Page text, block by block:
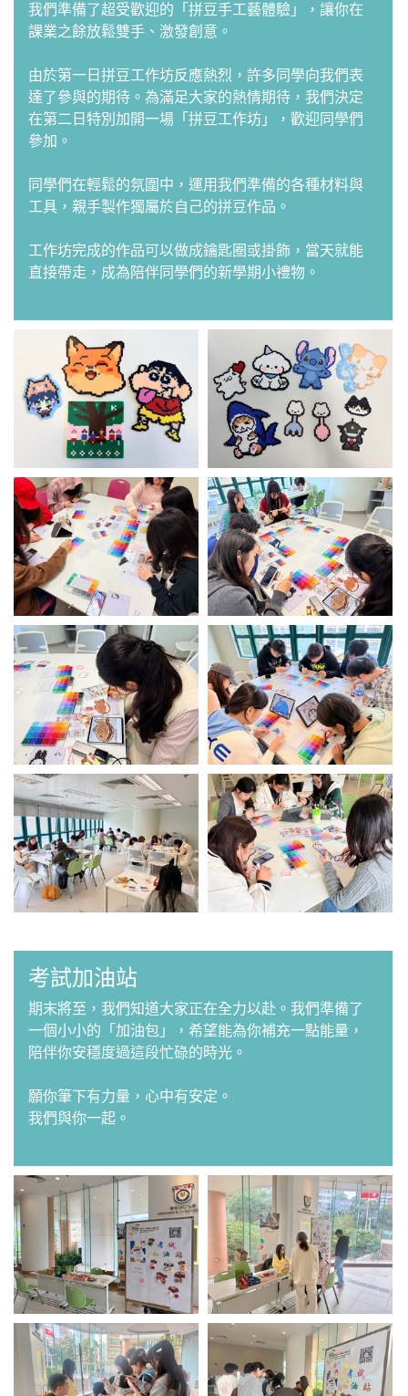
我們準備了超受歡迎的「拼豆手工藝體驗」，讓你在
課業之餘放鬆雙手、激發創意。
由於第一日拼豆工作坊反應熱烈，許多同學向我們表
達了參與的期待。為滿足大家的熱情期待，我們決定
在第二日特別加開一場「拼豆工作坊」，歡迎同學們
參加。
同學們在輕鬆的氛圍中，運用我們準備的各種材料與
工具，親手製作獨屬於自己的拼豆作品。
工作坊完成的作品可以做成鑰匙圈或掛飾，當天就能
直接帶走，成為陪伴同學們的新學期小禮物。
考試加油站
期末將至，我們知道大家正在全力以赴。我們準備了
一個小小的「加油包」，希望能為你補充一點能量，
陪伴你安穩度過這段忙碌的時光。
願你筆下有力量，心中有安定。
我們與你一起。